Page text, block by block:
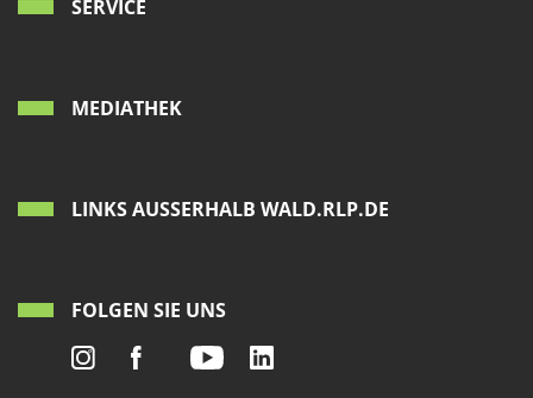
SERVICE
MEDIATHEK
LINKS AUSSERHALB WALD.RLP.DE
FOLGEN SIE UNS